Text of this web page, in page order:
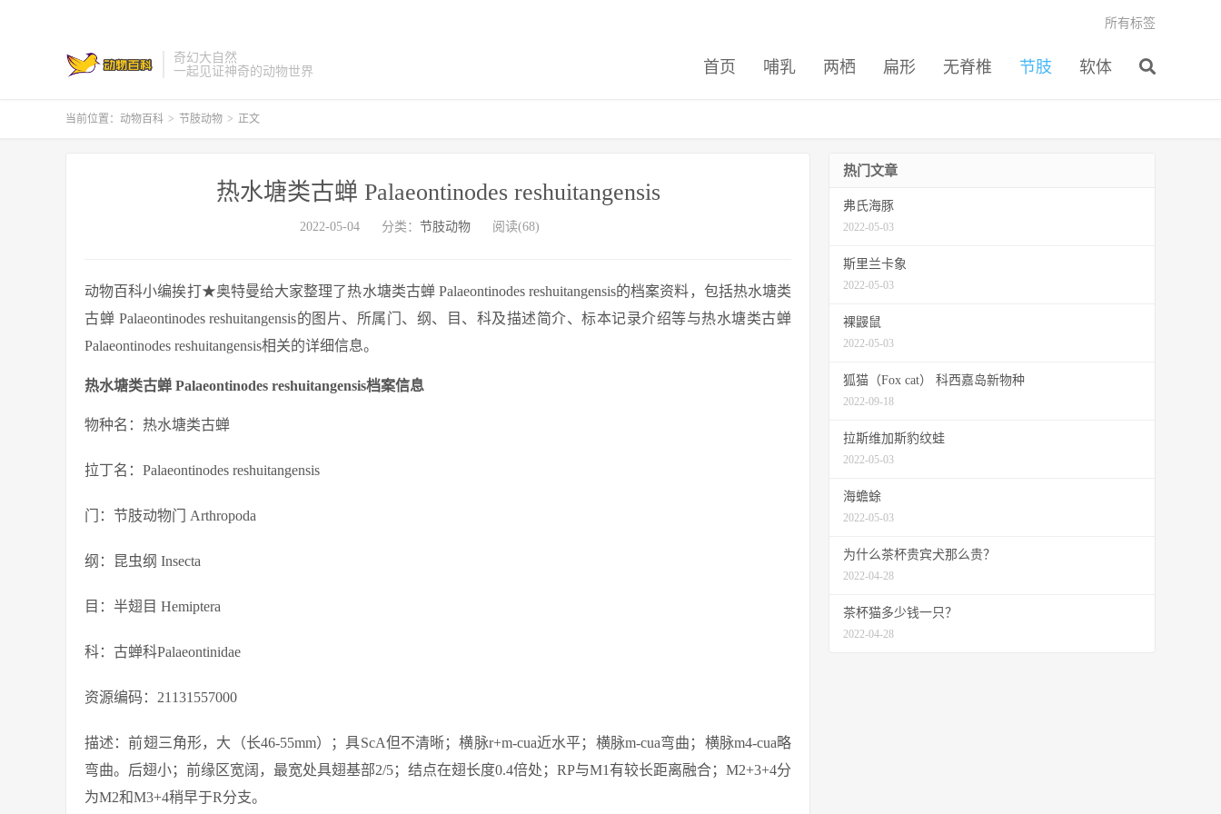
奇幻大自然
一起见证神奇的动物世界
首页 哺乳 两栖 扁形 无脊椎 节肢 软体
所有标签
当前位置： 动物百科 > 节肢动物 > 正文
热水塘类古蝉 Palaeontinodes reshuitangensis
2022-05-04 分类： 节肢动物 阅读(68)
动物百科小编挨打★奥特曼给大家整理了热水塘类古蝉 Palaeontinodes reshuitangensis的档案资料，包括热水塘类
古蝉 Palaeontinodes reshuitangensis的图片、所属门、纲、目、科及描述简介、标本记录介绍等与热水塘类古蝉
Palaeontinodes reshuitangensis相关的详细信息。
热水塘类古蝉 Palaeontinodes reshuitangensis档案信息
物种名：热水塘类古蝉
拉丁名：Palaeontinodes reshuitangensis
门：节肢动物门 Arthropoda
纲：昆虫纲 Insecta
目：半翅目 Hemiptera
科：古蝉科Palaeontinidae
资源编码：21131557000
描述：前翅三角形，大（长46-55mm）；具ScA但不清晰；横脉r+m-cua近水平；横脉m-cua弯曲；横脉m4-cua略
弯曲。后翅小；前缘区宽阔，最宽处具翅基部2/5；结点在翅长度0.4倍处；RP与M1有较长距离融合；M2+3+4分
为M2和M3+4稍早于R分支。
热门文章
弗氏海豚
2022-05-03
斯里兰卡象
2022-05-03
裸鼹鼠
2022-05-03
狐猫（Fox cat） 科西嘉岛新物种
2022-09-18
拉斯维加斯豹纹蛙
2022-05-03
海蟾蜍
2022-05-03
为什么茶杯贵宾犬那么贵？
2022-04-28
茶杯猫多少钱一只？
2022-04-28